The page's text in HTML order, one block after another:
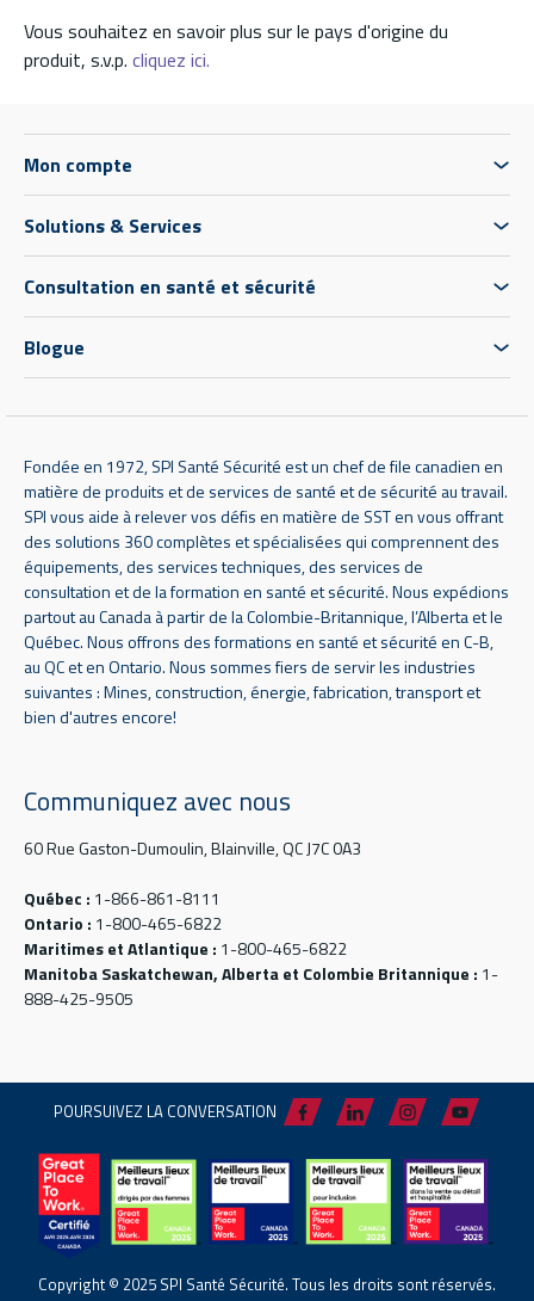
Vous souhaitez en savoir plus sur le pays d'origine du
produit, s.v.p. cliquez ici.
Mon compte
Solutions & Services
Consultation en santé et sécurité
Blogue
Fondée en 1972, SPI Santé Sécurité est un chef de file canadien en
matière de produits et de services de santé et de sécurité au travail.
SPI vous aide à relever vos défis en matière de SST en vous offrant
des solutions 360 complètes et spécialisées qui comprennent des
équipements, des services techniques, des services de
consultation et de la formation en santé et sécurité. Nous expédions
partout au Canada à partir de la Colombie-Britannique, l’Alberta et le
Québec. Nous offrons des formations en santé et sécurité en C-B,
au QC et en Ontario. Nous sommes fiers de servir les industries
suivantes : Mines, construction, énergie, fabrication, transport et
bien d'autres encore!
Communiquez avec nous
60 Rue Gaston-Dumoulin, Blainville, QC J7C 0A3
Québec : 1-866-861-8111
Ontario : 1-800-465-6822
Maritimes et Atlantique : 1-800-465-6822
Manitoba Saskatchewan, Alberta et Colombie Britannique : 1-
888-425-9505
POURSUIVEZ LA CONVERSATION
Copyright © 2025 SPI Santé Sécurité. Tous les droits sont réservés.